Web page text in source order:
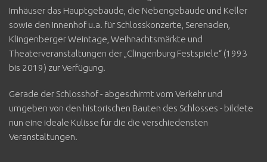
Imhäuser das Hauptgebäude, die Nebengebäude und Keller
sowie den Innenhof u.a. für Schlosskonzerte, Serenaden,
Klingenberger Weintage, Weihnachtsmärkte und
Theaterveranstaltungen der „Clingenburg Festspiele“ (1993
bis 2019) zur Verfügung.
Gerade der Schlosshof - abgeschirmt vom Verkehr und
umgeben von den historischen Bauten des Schlosses - bildete
nun eine ideale Kulisse für die die verschiedensten
Veranstaltungen.